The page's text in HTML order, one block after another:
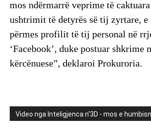
mos ndërmarrë veprime të
ushtrimit të detyrës së tij zyrtare, e
përmes profilit të tij personal në
‘Facebook’, duke postuar shkrime
kërcënuese”, deklaroi Prokuroria.
Video nga Inteligjenca n'3D - mos e